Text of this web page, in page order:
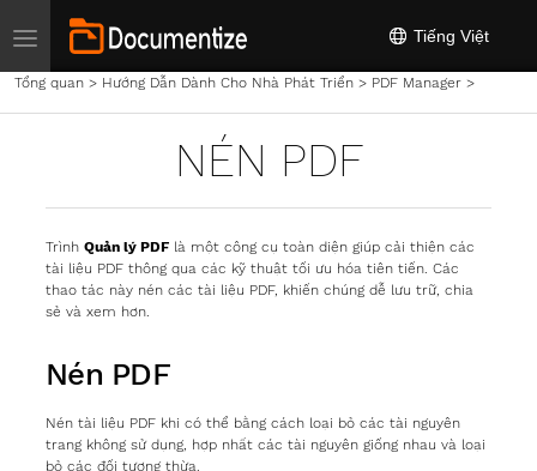
Toggle navigation Tiếng Việt
Tổng quan> Hướng Dẫn Dành Cho Nhà Phát Triển> PDF Manager>
NÉN PDF
Trình Quản lý PDFlà một công cụ toàn diện giúp cải thiện các
tài liệu PDF thông qua các kỹ thuật tối ưu hóa tiên tiến. Các
thao tác này nén các tài liệu PDF, khiến chúng dễ lưu trữ, chia
sẻ và xem hơn.
Nén PDF
Nén tài liệu PDF khi có thể bằng cách loại bỏ các tài nguyên
trang không sử dụng, hợp nhất các tài nguyên giống nhau và loại
bỏ các đối tượng thừa.